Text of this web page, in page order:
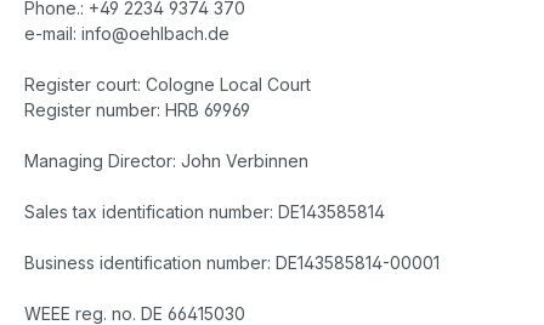
Phone.: +49 2234 9374 370
e-mail: info@oehlbach.de
Register court: Cologne Local Court
Register number: HRB 69969
Managing Director: John Verbinnen
Sales tax identification number: DE143585814
Business identification number: DE143585814-00001
WEEE reg. no. DE 66415030